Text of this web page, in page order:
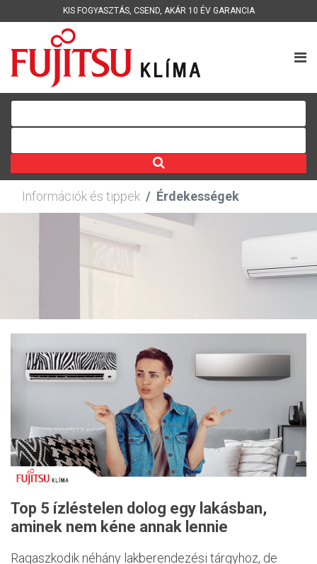
KIS FOGYASZTÁS, CSEND, AKÁR 10 ÉV GARANCIA
Információk és tippek Érdekességek
Top 5 ízléstelen dolog egy lakásban,
aminek nem kéne annak lennie
Ragaszkodik néhány lakberendezési tárgyhoz, de